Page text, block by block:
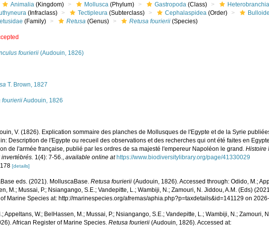
Animalia (Kingdom) Mollusca (Phylum) Gastropoda (Class) Heterobranchia
(Infraclass) Tectipleura (Subterclass) Cephalaspidea (Order)
(Family) Retusa (Genus) Retusa fourierii (Species)
fourierii (Audouin, 1826)
T. Brown, 1827
fourieriiAudouin, 1826
V. (1826). Explication sommaire des planches de Mollusques de l'Egypte et de la Syrie
Description de l'Egypte ou recueil des observations et des recherches qui ont été faites en
de l'armée française, publié par les ordres de sa majesté l'empereur Napoléon le grand.Histoire
1(4): 7-56.,available online at https://www.biodiversitylibrary.org/page/41330029
178[details]
eds. (2021). MolluscaBase.Retusa fourierii (Audouin, 1826). Accessed through: Odido, M.;
M.; Mussai, P.; Nsiangango, S.E.; Vandepitte, L.; Wambiji, N.; Zamouri, N. Jiddou, A.M. (Eds)
Marine Species at: http://marinespecies.org/afremas/aphia.php?p=taxdetails&id=141129 on
Appeltans, W.; BelHassen, M.; Mussai, P.; Nsiangango, S.E.; Vandepitte, L.; Wambiji, N.; Zamouri,
African Register of Marine Species.Retusa fourierii (Audouin, 1826). Accessed at: